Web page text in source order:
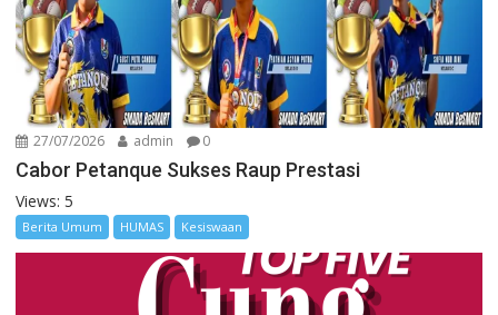
27/07/2026 admin 0
Cabor Petanque Sukses Raup Prestasi
Views: 5
Berita Umum HUMAS Kesiswaan